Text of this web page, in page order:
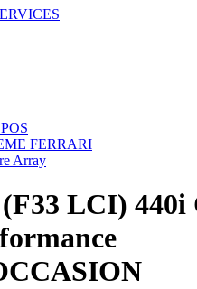
FERRARI
Array
LCI) 440i